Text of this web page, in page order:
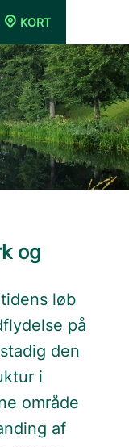
KORT
og
løb
på
den
i
område
af